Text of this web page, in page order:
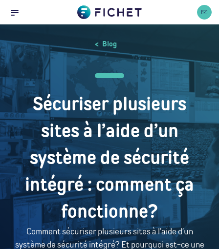
Menu Nous
Blog
Sécuriser plusieurs
sites à l’aide d’un
système de sécurité
intégré : comment ça
fonctionne?
Comment sécuriser plusieurs sites à l’aide d’un
système de sécurité intégré? Et pourquoi est-ce une
Cookies management panel